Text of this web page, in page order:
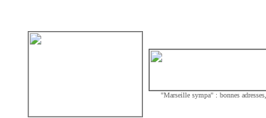
"Marseille sympa" : bonnes